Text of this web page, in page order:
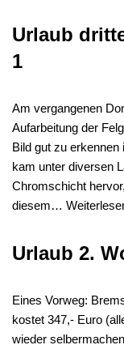
Urlaub
1
Am vergangenen
Aufarbeitung der
Bild gut zu
kam unter diversen
Chromschicht
diesem…
Urlaub 2.
Eines Vorweg:
kostet 347,- Euro
wieder